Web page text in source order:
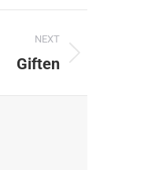
NEXT
Giften